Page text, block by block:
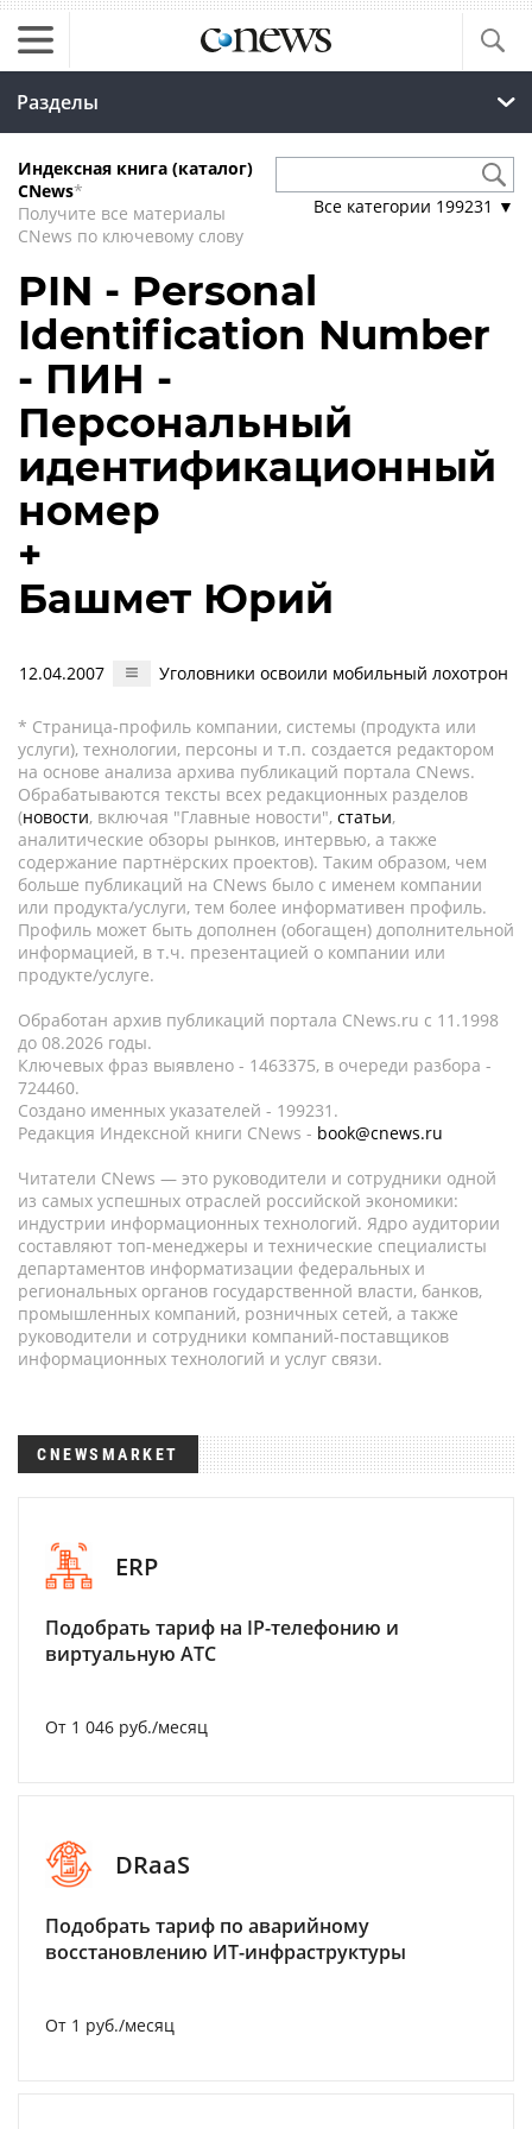
Разделы
Индексная книга (каталог)
CNews*
Получите все материалы
CNews по ключевому слову
Все категории 199231 ▼
PIN - Personal
Identification Number
- ПИН -
Персональный
идентификационный
номер
+
Башмет Юрий
12.04.2007 Уголовники освоили мобильный лохотрон
* Страница-профиль компании, системы (продукта или
услуги), технологии, персоны и т.п. создается редактором
на основе анализа архива публикаций портала CNews.
Обрабатываются тексты всех редакционных разделов
(новости, включая "Главные новости", статьи,
аналитические обзоры рынков, интервью, а также
содержание партнёрских проектов). Таким образом, чем
больше публикаций на CNews было с именем компании
или продукта/услуги, тем более информативен профиль.
Профиль может быть дополнен (обогащен) дополнительной
информацией, в т.ч. презентацией о компании или
продукте/услуге.
Обработан архив публикаций портала CNews.ru c 11.1998
до 08.2026 годы.
Ключевых фраз выявлено - 1463375, в очереди разбора -
724460.
Создано именных указателей - 199231.
Редакция Индексной книги CNews - book@cnews.ru
Читатели CNews — это руководители и сотрудники одной
из самых успешных отраслей российской экономики:
индустрии информационных технологий. Ядро аудитории
составляют топ-менеджеры и технические специалисты
департаментов информатизации федеральных и
региональных органов государственной власти, банков,
промышленных компаний, розничных сетей, а также
руководители и сотрудники компаний-поставщиков
информационных технологий и услуг связи.
CNEWSMARKET
ERP
Подобрать тариф на IP-телефонию и
виртуальную АТС
От 1 046 руб./месяц
DRaaS
Подобрать тариф по аварийному
восстановлению ИТ-инфраструктуры
От 1 руб./месяц